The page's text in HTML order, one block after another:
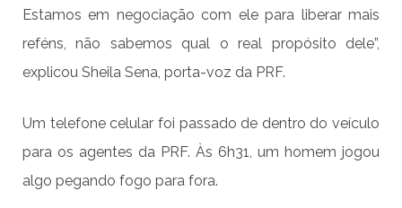
Estamos em negociação com ele para liberar mais
reféns, não sabemos qual o real propósito dele”,
explicou Sheila Sena, porta-voz da PRF.
Um telefone celular foi passado de dentro do veículo
para os agentes da PRF. Às 6h31, um homem jogou
algo pegando fogo para fora.